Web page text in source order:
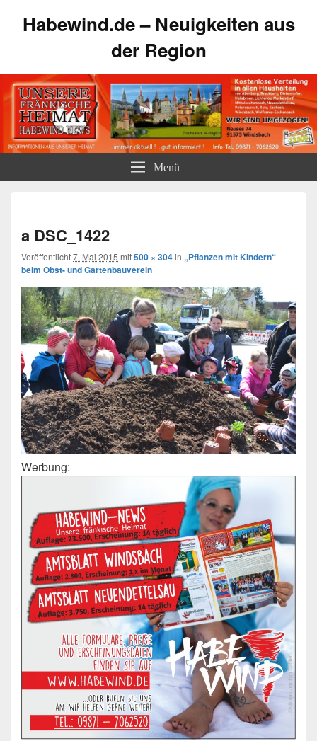
Habewind.de – Neuigkeiten aus
der Region
Menü
a DSC_1422
Veröffentlicht7. Mai 2015 mit500 × 304in „Pflanzen mit Kindern“
beim Obst- und Gartenbauverein
Werbung: